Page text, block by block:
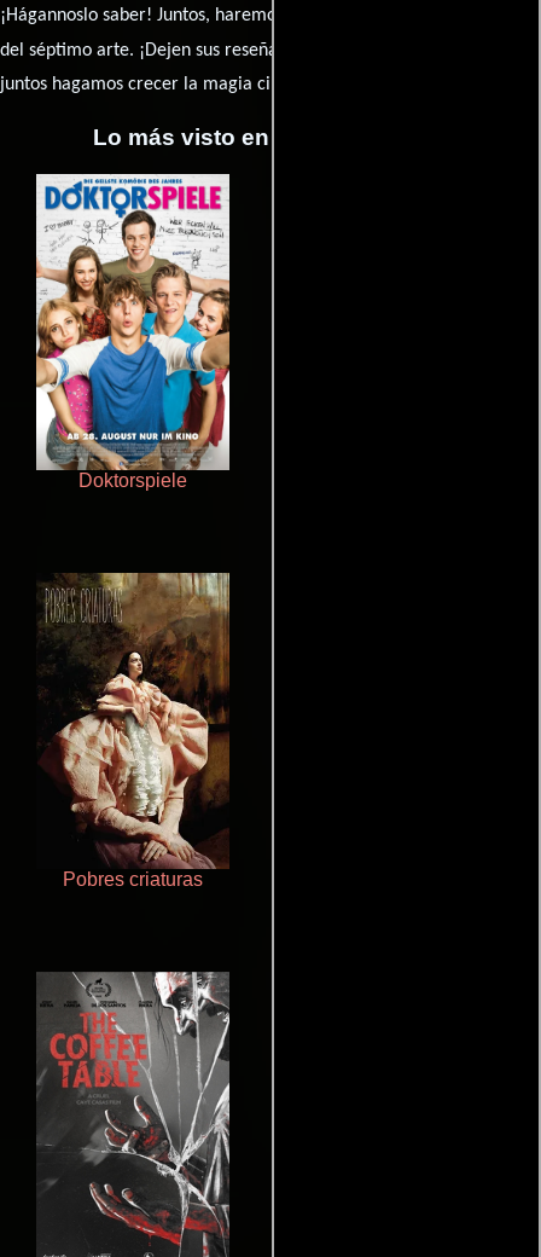
¡Hágannoslo saber! Juntos, haremos de esta comunidad el epicentro
del séptimo arte. ¡Dejen sus reseña en la
juntos hagamos crecer la magia cinematográfica!
Lo más visto en Cineyseries.net
Doktorspiele
Pobres criaturas